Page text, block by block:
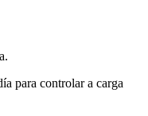
para controlar a carga